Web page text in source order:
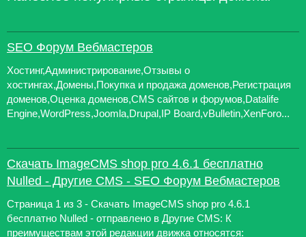
SEO Форум Вебмастеров
Хостинг,Администрирование,Отзывы о
хостингах,Домены,Покупка и продажа доменов,Регистрация
доменов,Оценка доменов,CMS сайтов и форумов,Datalife
Engine,WordPress,Joomla,Drupal,IP Board,vBulletin,XenForo...
Скачать ImageCMS shop pro 4.6.1 бесплатно
Nulled - Другие CMS - SEO Форум Вебмастеров
Страница 1 из 3 - Скачать ImageCMS shop pro 4.6.1
бесплатно Nulled - отправлено в Другие CMS: К
преимуществам этой редакции движка относятся: